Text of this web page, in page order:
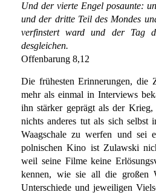
Und der vierte Engel posaunte:
und der dritte Teil des Mondes
verfinstert ward und der Tag
desgleichen.
Offenbarung 8,12
Die frühesten Erinnerungen, die
mehr als einmal in Interviews
ihn stärker geprägt als der
nichts anderes tut als sich
Waagschale zu werfen und sei
polnischen Kino ist Zulawski
weil seine Filme keine
kennen, wie sie all die großen
Unterschiede und jeweiligen